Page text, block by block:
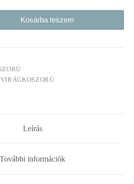
Kosárba teszem
VIRÁGKOSZORÚ
Leírás
További információk